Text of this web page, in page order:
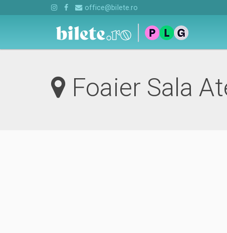
office@bilete.ro
Foaier Sala